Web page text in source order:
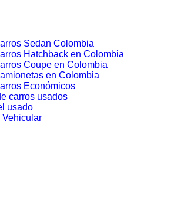
Sedan Colombia
Hatchback en Colombia
Coupe en Colombia
en Colombia
Económicos
carros usados
usado
Vehicular